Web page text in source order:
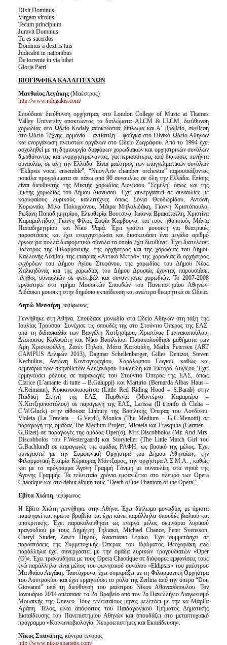
Dixit Dominus
Virgam virtutis
Tecum principium
Juravit Dominus
Tu es sacerdos
Dominus a dextris tuis
Judicabit in nationibus
De torrente in via bibet
Gloria Patri
ΒΙΟΓΡΑΦΙΚΑ ΚΑΛΛΙΤΕΧΝΩΝ
Ματθαίος Λεγάκης(Μαέστρος)
http://www.mlegakis.com/
Σπούδασε διεύθυνση ορχήστρας στο London College of Music at Thames
Valley University αποκτώντας τα διπλώματα ALCM & LLCM, διεύθυνση
χορωδίας στο Ωδείο Kodaly αποκτώντας δίπλωμα και Α΄ βραβείο, σύνθεση
στο Ωδείο Τέχνης, αρμονία – αντίστιξη – φούγκα στο Εθνικό Ωδείο Αθηνών
και ενοργάνωση πνευστών οργάνων στο Ωδείο Ζωγράφου. Από το 1994 έχει
ασχοληθεί με τη δημιουργία διαφόρων χορωδιακών και ορχηστρικών συνόλων
διευθύνοντας και ενορχηστρώνοντας, για περισσότερες από διακόσες πενήντα
συναυλίες σε όλη την Ελλάδα. Είναι μαέστρος των επαγγελματικών συνόλων
“Eklipsis vocal ensemble”, “NuovArte chamber orchestra” παρουσιάζοντας
ποικίλα προγράμματα σε πάνω από 90 συναυλίες σε όλη την Ελλάδα. Επίσης
είναι διευθυντής της Μικτής χορωδίας Διονύσου "Σεμέλη" όπως και της
μικτής χορωδίας του Δήμου Διονύσου. Έχει συνεργαστεί σε συναυλίες με
κορυφαίους λυρικούς καλλιτέχνες όπως Σόνια Θεοδωρίδου, Αντώνη
Κορωναίο, Μίνα Πολυχρόνου, Μάιρα Μηλολιδάκη, Γιάννη Χριστόπουλο,
Ρωξάνη Παπαδημητρίου, Ελευθερία Βουτσινά, Ιωάννα Βρακατσέλη, Χριστίνα
Καραμαλτίδου, Γιάννη Φίλια, Σοφία Καρβουνά, και τους ηθοποιούς Μάνια
Παπαδημητρίου και Νίκο Ψαρά. Έχει γράψει μουσική για θεατρικές
παραστάσεις και έχει ενορχηστρώσει και διασκευάσει ένα μεγάλο αριθμό
έργων για πολλά διαφορετικά σύνολα τα οποία έχει διευθύνει. Έχει διατελέσει
μαέστρος της Φιλαρμονικής, της ορχήστρας και της χορωδίας του Δήμου
Καλλονής Λέσβου, της εταιρίας «Αττικό Μετρό», της χορωδίας & ορχήστρας
εγχόρδων του Δήμου Αγίου Στεφάνου, της χορωδίας του Δήμου Νέας
Χαλκηδόνας και της χορωδίας του Δήμου Δροσιάς έχοντας παρουσιάσει
πλήθος συναυλιών σε φεστιβάλ και συναντήσεις χορωδιών. Το 2007-2008
εργάστηκε στο τμήμα Μουσικών Σπουδών του Πανεπιστημίου Αθηνών.
Διδάσκει μουσική στην δημόσια εκπαίδευση και ανώτερα θεωρητικά σε Ωδεία.
Λητώ Μεσσήνη, υψίφωνος
Γεννήθηκε στη Αθήνα. Σπούδασε μονωδία στο Ωδείο Αθηνών στη τάξη της
Ιουλίας Τρούσσα. Συνέχισε τις σπουδές της στο Στούντιο Όπερας της ΕΛΣ,
υπό τη διδασκαλία των Βαγγέλη Χατζησίμου, Χριστίνας Γιαννακοπούλου,
Δέσποινας Καλαφάτη και Νίκο Βασιλείου. Παρακολούθησε μαθήματα των
Άρη Χριστοφέλλη, Ζανέτ Πηλού, Μάτα Κατσούλη, Marlis Petersen (ART
CAMPUS Δελφών 2013), Dagmar Schellenberger, Gilles Denizot, Steven
Kechulius, Αντώνη Κοντογεωργίου, Χαράλαμπου Γωγιού, καθώς και
σεμινάρια των σκηνοθετών Αλέξανδρου Ευκλείδη και Έκτορα Λυγίζου. Έχει
ερμηνεύσει ρόλους σε παραγωγές του Στούντιο Όπερας της ΕΛΣ, όπως
Clarice (L’amante di tutte – B.Galuppi) και Martirio (Bernarda Albas Haus –
A.Reimann), Κοκκινοσκουφίτσα (Little Red Riding Hood – S.Barab) στην
Παιδική Σκηνή της ΕΛΣ, Παρθενία (Μοντέρνα Καμαριέρα –
Ν.Χατζηαποστόλου) σε παραγωγή της ΕΛΣ, Larissa (Il trionfo di Clelia –
C.W.Gluck) στην αίθουσα Linbury της Βασιλικής Όπερας του Λονδίνου,
Violeta (La Traviata – G.Verdi), Monica (The Medium – G.C.Menotti) σε
παραγωγή της ομάδας The Medium Project, Micaela και Frasquita (Carmen –
G.Bizet) σε παραγωγές της ομάδας Oper(o), Mrs.Discobbolos (Mr. And Mrs.
Discobbolos του P.Westergaard) και Storyteller (The Little Match Girl του
G.Bachlund) σε παραγωγές της ομάδας ΡΑΦΗ, ως βασικό της μέλος. Έχει
συνεγαστεί με την Συμφωνική Ορχήστρα του Δήμου Αθηναίων, την
Φιλαρμονική Εταιρία Κέρκυρας Μάντζαρος, την ορχήστρα Α.Σ.Μ.Α. , καθώς
και με το πρόγραμμα Άγονη Γραμμή Γόνιμη με συναυλίες στα νησιά της
Άγονης Γραμμής. Τα τελευταία χρόνια εμφανίζεται στο πλευρό των Opera
Chaotique και στο debut album τους “Death of the Phantom of the Opera”.
Εβίτα Χιώτη, υψίφωνος
Η Εβίτα Χιώτη γεννήθηκε στην Αθήνα. Έχει δίπλωμα μονωδίας με άριστα
παμψηφεί και πρώτο βραβείο και έχει κάνει παράλληλα σπουδές βιολιού και
υποκριτικής. Έχει παρακολουθήσει ως ενεργό μέλος σεμινάρια λυρικού
τραγουδιού με τους Δημήτρη Τηλιακό, Michael Chance, Peter Svensson,
Cheryl Studer, Ζανέτ Πηλού, Αναστάσιο Στρίκο. Έχει συμμετάσχει σε
παραστάσεις της Συμμετοχικής Όπερας του Ιδρύματος Θεοχαράκη ενώ
παράλληλα έχει συνεργαστεί με την ομάδα λυρικών τραγουδιστών «Oper
(O)». Έχει τραγουδήσει με τους Opera Chaotique σε διάφορες εμφανίσεις τους
ενώ παράλληλα είναι μέλος του φωνητικού συνόλου «Eklipsis» του μαέστρου
Ματθαίου Λεγάκη. Ταυτόχρονα, έχει συμπράξει με τη Φιλαρμονική Ορχήστρα
του Λουτρακίου και έχει ερμηνεύσει το ρόλο της Zerlina από την όπερα “Don
Giovanni” υπό τη διεύθυνση του μαέστρου Νίκου Αθανασόπουλου. Τον
Ιανουάριο 2014 απέσπασε το 2ο Βραβείο από τον 2ο Πανελλήνιο Διαγωνισμό
Μουσικής της Unesco. Τους τελευταίους μήνες μελετάει με την κα Μάρθα
Αράπη. Τέλος, είναι απόφοιτος του Παιδαγωγικού Τμήματος Δημοτικής
Εκπαίδευσης του Πανεπιστημίου Αθηνών και σπουδάζει στο μεταπτυχιακό
πρόγραμμα «Κοινωνιοβιολογία, Νευροεπιστήμες και Εκπαίδευση».
Νίκος Σπανάτης, κόντρα τενόρος
http://www.nikosspanatis.com/